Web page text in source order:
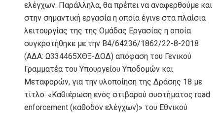
ελέγχων. Παράλληλα, θα πρέπει να αναφερθούμε και
στην σημαντική εργασία η οποία έγινε στα πλαίσια
λειτουργίας της της Ομάδας Εργασίας η οποία
συγκροτήθηκε με την Β4/64236/1862/22-8-2018
(ΑΔΑ: Ω334465ΧΘΞ-ΔΟΔ) απόφαση του Γενικού
Γραμματέα του Υπουργείου Υποδομών και
Μεταφορών, για την υλοποίηση της Δράσης 18 με
τίτλο: «Καθιέρωση ενός στιβαρού συστήματος road
enforcement (καθοδόν ελέγχων)» του Εθνικού